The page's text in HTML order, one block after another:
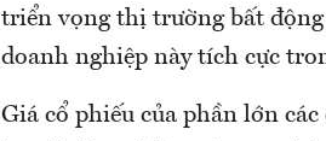
triển vọng thị trường bất
doanh nghiệp này tích cực
Giá cổ phiếu của phần lớn